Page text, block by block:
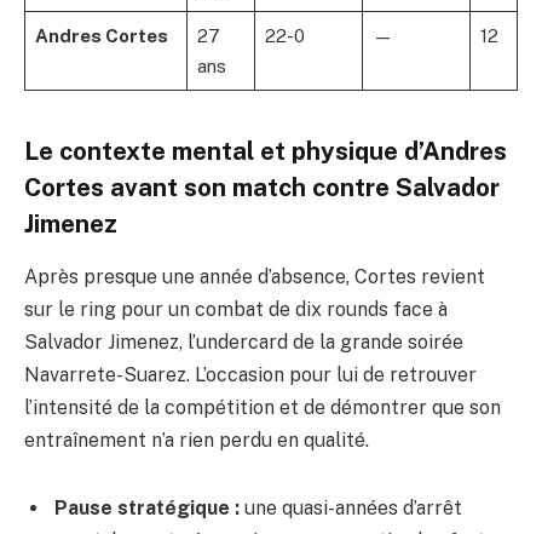
Andres Cortes
27
ans
22-0 — 12
Le contexte mental et physique d’Andres
Cortes avant son match contre Salvador
Jimenez
Après presque une année d’absence, Cortes revient
sur le ring pour un combat de dix rounds face à
Salvador Jimenez, l’undercard de la grande soirée
Navarrete-Suarez. L’occasion pour lui de retrouver
l’intensité de la compétition et de démontrer que son
entraînement n’a rien perdu en qualité.
Pause stratégique : une quasi-années d’arrêt